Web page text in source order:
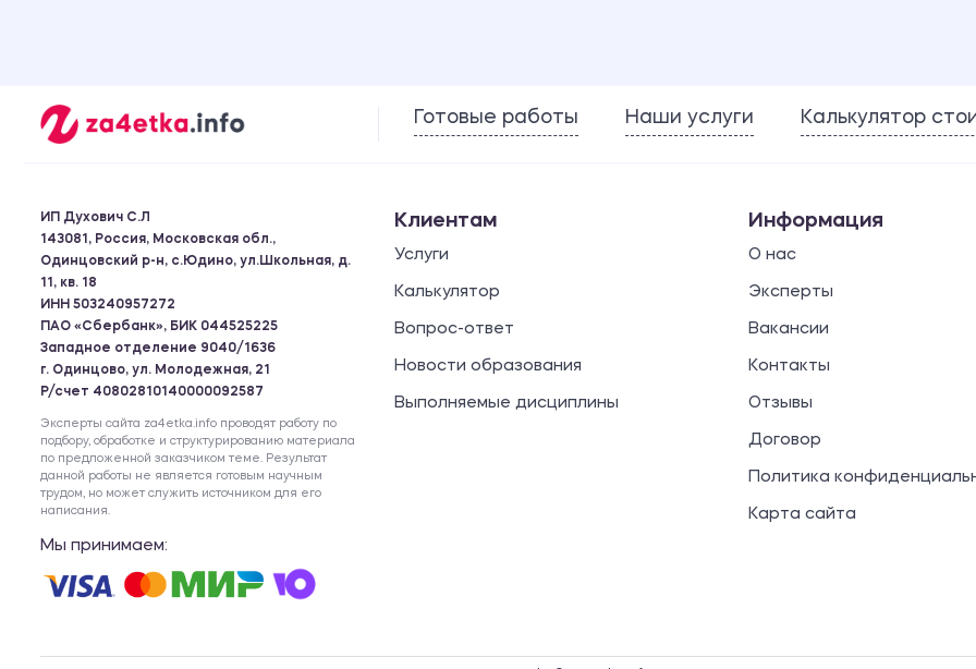
Готовые работы Наши услуги Калькулятор
ИП Духович С.Л
143081, Россия, Московская обл.,
Одинцовский р-н, с.Юдино, ул.Школьная, д.
11, кв. 18
ИНН 503240957272
ПАО «Сбербанк», БИК 044525225
Западное отделение 9040/1636
г. Одинцово, ул. Молодежная, 21
Р/счет 40802810140000092587
Эксперты сайта za4etka.info проводят работу по
подбору, обработке и структурированию материала
по предложенной заказчиком теме. Результат
данной работы не является готовым научным
трудом, но может служить источником для его
написания.
Мы принимаем:
Клиентам
Услуги
Калькулятор
Вопрос-ответ
Новости образования
Выполняемые дисциплины
Информация
О нас
Эксперты
Вакансии
Контакты
Отзывы
Договор
Политика
Карта сайта